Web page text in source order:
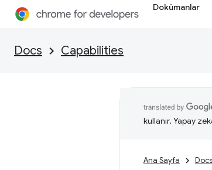
Dokümanlar
Docs Capabilities
kullanır. Yapay
Ana Sayfa Docs